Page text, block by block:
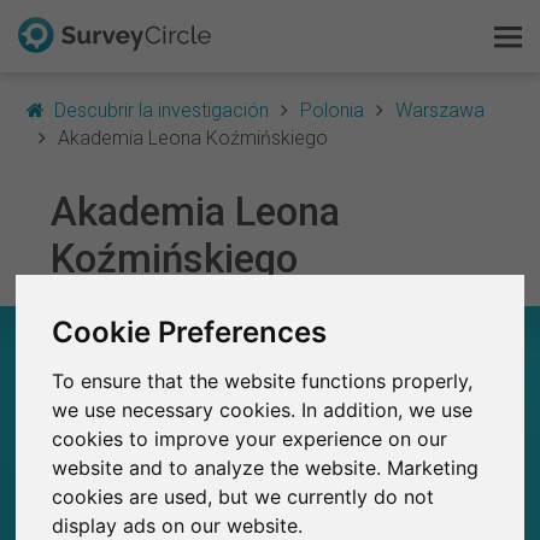
Cookie Preferences
To ensure that the website functions properly,
we use necessary cookies. In addition, we use
cookies to improve your experience on our
website and to analyze the website. Marketing
cookies are used, but we currently do not
display ads on our website.
Descubrir la investigación Polonia
Warszawa
Akademia Leona Koźmińskiego
Akademia Leona
Koźmińskiego
AKADEMIA LEONA KOŹMIŃSKIEGO – EN
0
Número total de estudios publicados en
SurveyCircle
0
Estudios actuales en SurveyCircle
Esto es SurveyCircle
Survey Ranking
Explorar la investigación
FAQ
Regístrate gratis
Iniciar sesión